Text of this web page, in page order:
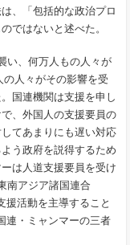
、「包括的な政治プロ
ではないと述べた。
い、何万人もの人々が
人々がその影響を受
国連機関は支援を申し
、外国人の支援要員の
てあまりにも遅い対応
う政府を説得するため
は人道支援要員を受け
南アジア諸国連合
援活動を主導すること
連・ミャンマーの三者